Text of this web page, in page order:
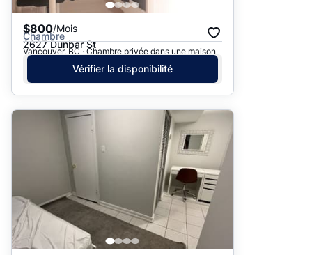
$800/Mois
Chambre
2627 Dunbar St
Vancouver, BC · Chambre privée dans une maison
Vérifier la disponibilité